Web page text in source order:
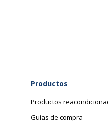
Productos
Productos
Guías de compra